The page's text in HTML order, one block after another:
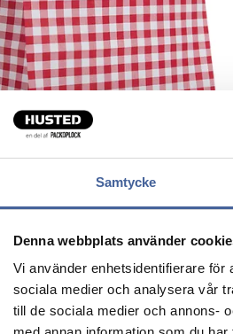
Samtycke
Denna webbplats använder
Vi använder enhetsidentifierare för
sociala medier och analysera vår
till de sociala medier och annons-
B x D x H mm
Nulstil